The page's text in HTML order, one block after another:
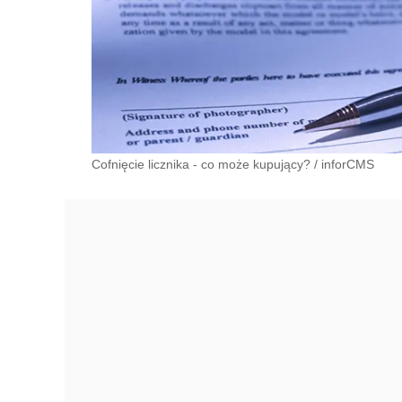
Cofnięcie licznika - co może kupujący? / inforCMS